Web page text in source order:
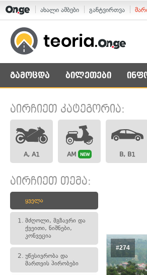
ახალი ამბები განტვირთვა
გამოცდა ბილეთები
აირჩიეთ კატეგორია:
A, A1 AM NEW B, B1
აირჩიეთ თემა:
ყველა
1. მძღოლი, მგზავრი და
ქვეითი, ნიშნები,
კონვეცია
2. უწესივრობა და
მართვის პირობები
#274